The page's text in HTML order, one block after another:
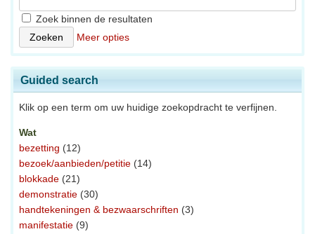
Zoek binnen de resultaten
Meer opties
Guided search
Klik op een term om uw huidige zoekopdracht te verfijnen.
Wat
bezetting (12)
bezoek/aanbieden/petitie (14)
blokkade (21)
demonstratie (30)
handtekeningen & bezwaarschriften (3)
manifestatie (9)